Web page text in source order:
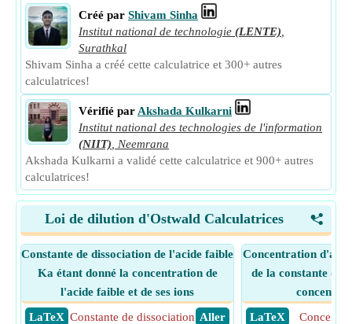
Créé par Shivam Sinha
Institut national de technologie (LENTE)
Surathkal
Shivam Sinha a créé cette calculatrice et 300+ autres
calculatrices!
Vérifié par Akshada Kulkarni
Institut national des technologies de l'information
(NIIT)
Neemrana
Akshada Kulkarni a validé cette calculatrice et 900+ autres
calculatrices!
<
Loi de dilution d'Ostwald Calculatrices
Constante de dissociation de l'acide faible
Ka étant donné la concentration de
l'acide faible et de ses ions
​ LaTeX
​ Aller
Constante de dissociation
Concentration
de la constante de
​ LaTeX